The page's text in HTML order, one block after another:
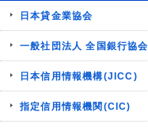
日本貸金業協会
一般社団法人 全国銀行協会
日本信用情報機構(JICC)
指定信用情報機関(CIC)